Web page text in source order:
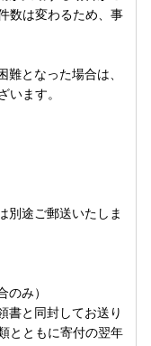
品は、配送時期をず
送件数は変わるた
ることは出来ませ
礼品については、
ります。
ます。
返礼品送付先のご変
さと納税受付センタ
数は変わるため、事
となった場合は、
います。
別途ご郵送いたしま
み）
書と同封してお送り
とともに寄付の翌年